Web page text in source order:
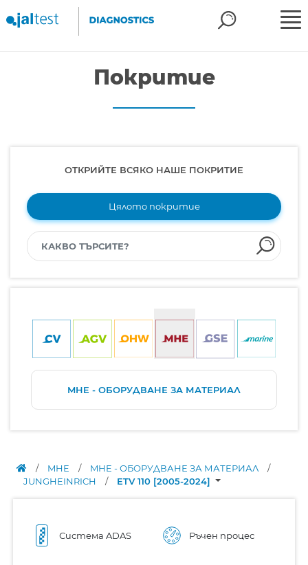
Покритие
ОТКРИЙТЕ ВСЯКО НАШЕ ПОКРИТИЕ
Цялото покритие
MHE - ОБОРУДВАНЕ ЗА МАТЕРИАЛ
/ MHE / MHE - ОБОРУДВАНЕ ЗА МАТЕРИАЛ
/
JUNGHEINRICH
/ ETV 110 [2005-2024]
Система ADAS Ръчен процес